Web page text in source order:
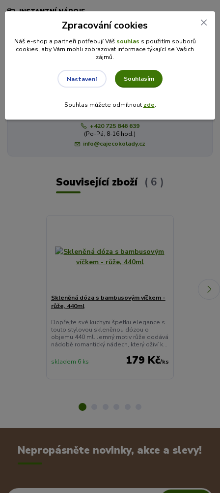
INSTANTNÍ NÁPOJE
Chatte Chai Latte
Máte dotaz? Potřebujete poradit?
+420 725 846 639
(Po-Pá, 8-16 hod.)
info@cajecokolady.cz
Související zboží 6
Skleněná dóza s bambusovým víčkem -
růže, 440ml
Dopřejte své kuchyni špetku elegance s
touto stylovou skleněnou dózou o
objemu 440 ml. Jemný motiv růže dodává
nádobě romantický nádech, který oživí k...
179 Kč/ks
skladem 6 ks
Nepropásněte novinky, akce a slevy!
Zpracování cookies
Náš e-shop a partneři potřebují Váš souhlas s použitím souborů
cookies, aby Vám mohli zobrazovat informace týkající se Vašich
zájmů.
Nastavení Souhlasím
Souhlas můžete odmítnout zde.